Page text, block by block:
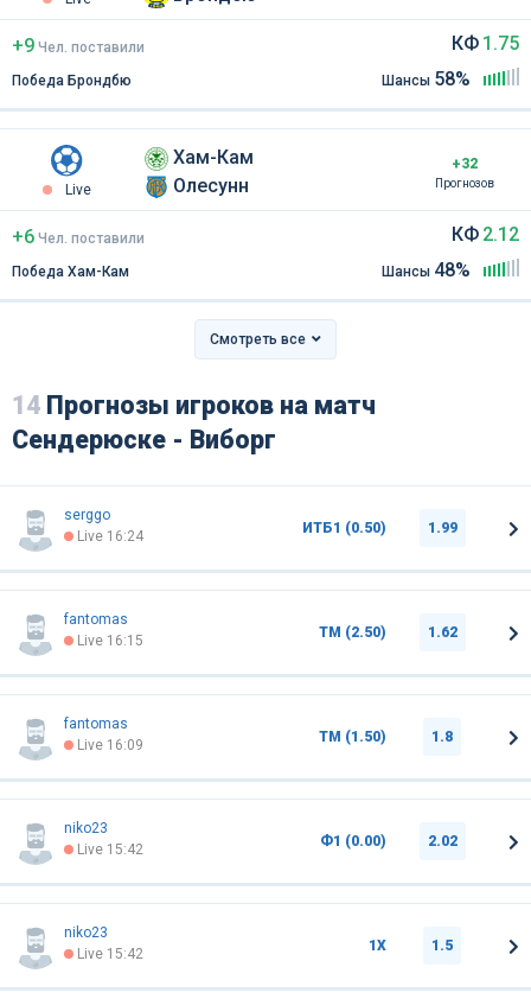
+9 Чел. поставили
Победа Брондбю
КФ 1.75
Шансы 58%
Live
Хам-Кам
Олесунн
+32
Прогнозов
+6 Чел. поставили
Победа Хам-Кам
КФ 2.12
Шансы 48%
Смотреть все
14 Прогнозы игроков на матч
Сендерюске - Виборг
serggo
Live 16:24
ИТБ1 (0.50) 1.99
fantomas
Live 16:15
ТМ (2.50) 1.62
fantomas
Live 16:09
ТМ (1.50) 1.8
niko23
Live 15:42
Ф1 (0.00) 2.02
niko23
Live 15:42
1Х 1.5